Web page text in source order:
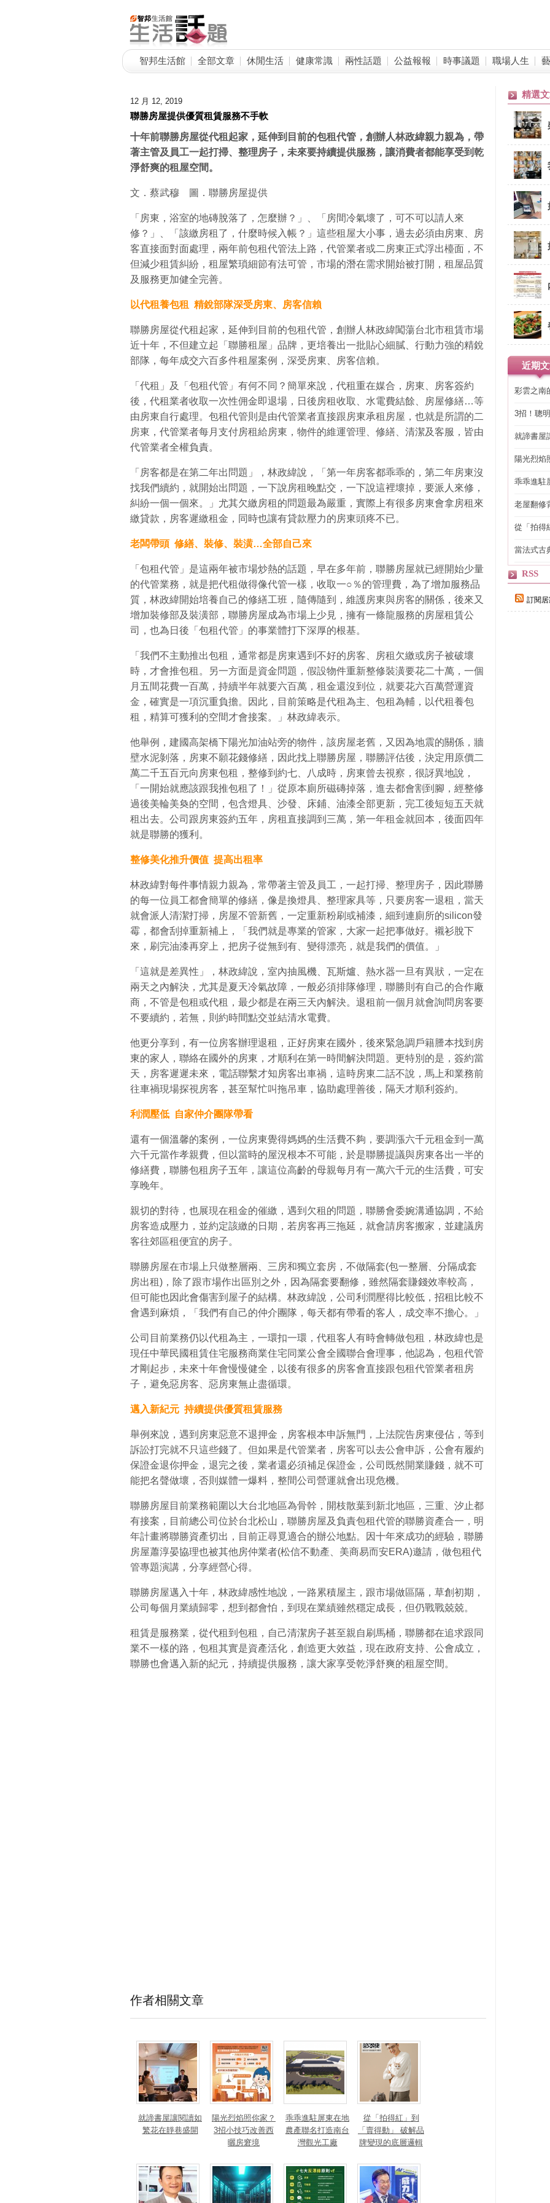
智邦生活館 全部文章 休閒生活 健康常識 兩性話題 公益報報 時事議題 職場人生
12 月 12, 2019
聯勝房屋提供優質租賃服務不手軟
十年前聯勝房屋從代租起家，延伸到目前的包租代管，創辦人林政緯親力親為，帶
著主管及員工一起打掃、整理房子，未來要持續提供服務，讓消費者都能享受到乾
淨舒爽的租屋空間。
文．蔡武穆 圖．聯勝房屋提供
「房東，浴室的地磚脫落了，怎麼辦？」、「房間冷氣壞了，可不可以請人來
修？」、「該繳房租了，什麼時候入帳？」這些租屋大小事，過去必須由房東、房
客直接面對面處理，兩年前包租代管法上路，代管業者或二房東正式浮出檯面，不
但減少租賃糾紛，租屋繁瑣細節有法可管，市場的潛在需求開始被打開，租屋品質
及服務更加健全完善。
以代租養包租 精銳部隊深受房東、房客信賴
聯勝房屋從代租起家，延伸到目前的包租代管，創辦人林政緯闖蕩台北市租賃市場
近十年，不但建立起「聯勝租屋」品牌，更培養出一批貼心細膩、行動力強的精銳
部隊，每年成交六百多件租屋案例，深受房東、房客信賴。
「代租」及「包租代管」有何不同？簡單來說，代租重在媒合，房東、房客簽約
後，代租業者收取一次性佣金即退場，日後房租收取、水電費結餘、房屋修繕…等
由房東自行處理。包租代管則是由代管業者直接跟房東承租房屋，也就是所謂的二
房東，代管業者每月支付房租給房東，物件的維運管理、修繕、清潔及客服，皆由
代管業者全權負責。
「房客都是在第二年出問題」，林政緯說，「第一年房客都乖乖的，第二年房東沒
找我們續約，就開始出問題，一下說房租晚點交，一下說這裡壞掉，要派人來修，
糾紛一個一個來。」尤其欠繳房租的問題最為嚴重，實際上有很多房東會拿房租來
繳貸款，房客遲繳租金，同時也讓有貸款壓力的房東頭疼不已。
老闆帶頭 修繕、裝修、裝潢…全部自己來
「包租代管」是這兩年被市場炒熱的話題，早在多年前，聯勝房屋就已經開始少量
的代管業務，就是把代租做得像代管一樣，收取一○％的管理費，為了增加服務品
質，林政緯開始培養自己的修繕工班，隨傳隨到，維護房東與房客的關係，後來又
增加裝修部及裝潢部，聯勝房屋成為市場上少見，擁有一條龍服務的房屋租賃公
司，也為日後「包租代管」的事業體打下深厚的根基。
「我們不主動推出包租，通常都是房東遇到不好的房客、房租欠繳或房子被破壞
時，才會推包租。另一方面是資金問題，假設物件重新整修裝潢要花二十萬，一個
月五間花費一百萬，持續半年就要六百萬，租金還沒到位，就要花六百萬營運資
金，確實是一項沉重負擔。因此，目前策略是代租為主、包租為輔，以代租養包
租，精算可獲利的空間才會接案。」林政緯表示。
他舉例，建國高架橋下陽光加油站旁的物件，該房屋老舊，又因為地震的關係，牆
壁水泥剝落，房東不願花錢修繕，因此找上聯勝房屋，聯勝評估後，決定用原價二
萬二千五百元向房東包租，整修到約七、八成時，房東曾去視察，很訝異地說，
「一開始就應該跟我推包租了！」從原本廁所磁磚掉落，進去都會割到腳，經整修
過後美輪美奐的空間，包含燈具、沙發、床鋪、油漆全部更新，完工後短短五天就
租出去。公司跟房東簽約五年，房租直接調到三萬，第一年租金就回本，後面四年
就是聯勝的獲利。
整修美化推升價值 提高出租率
林政緯對每件事情親力親為，常帶著主管及員工，一起打掃、整理房子，因此聯勝
的每一位員工都會簡單的修繕，像是換燈具、整理家具等，只要房客一退租，當天
就會派人清潔打掃，房屋不管新舊，一定重新粉刷或補漆，細到連廁所的silicon發
霉，都會刮掉重新補上，「我們就是專業的管家，大家一起把事做好。襯衫脫下
來，刷完油漆再穿上，把房子從無到有、變得漂亮，就是我們的價值。」
「這就是差異性」，林政緯說，室內抽風機、瓦斯爐、熱水器一旦有異狀，一定在
兩天之內解決，尤其是夏天冷氣故障，一般必須排隊修理，聯勝則有自己的合作廠
商，不管是包租或代租，最少都是在兩三天內解決。退租前一個月就會詢問房客要
不要續約，若無，則約時間點交並結清水電費。
他更分享到，有一位房客辦理退租，正好房東在國外，後來緊急調戶籍謄本找到房
東的家人，聯絡在國外的房東，才順利在第一時間解決問題。更特別的是，簽約當
天，房客遲遲未來，電話聯繫才知房客出車禍，這時房東二話不說，馬上和業務前
往車禍現場探視房客，甚至幫忙叫拖吊車，協助處理善後，隔天才順利簽約。
利潤壓低 自家仲介團隊帶看
還有一個溫馨的案例，一位房東覺得媽媽的生活費不夠，要調漲六千元租金到一萬
六千元當作孝親費，但以當時的屋況根本不可能，於是聯勝提議與房東各出一半的
修繕費，聯勝包租房子五年，讓這位高齡的母親每月有一萬六千元的生活費，可安
享晚年。
親切的對待，也展現在租金的催繳，遇到欠租的問題，聯勝會委婉溝通協調，不給
房客造成壓力，並約定該繳的日期，若房客再三拖延，就會請房客搬家，並建議房
客往郊區租便宜的房子。
聯勝房屋在市場上只做整層兩、三房和獨立套房，不做隔套(包一整層、分隔成套
房出租)，除了跟市場作出區別之外，因為隔套要翻修，雖然隔套賺錢效率較高，
但可能也因此會傷害到屋子的結構。林政緯說，公司利潤壓得比較低，招租比較不
會遇到麻煩，「我們有自己的仲介團隊，每天都有帶看的客人，成交率不擔心。」
公司目前業務仍以代租為主，一環扣一環，代租客人有時會轉做包租，林政緯也是
現任中華民國租賃住宅服務商業住宅同業公會全國聯合會理事，他認為，包租代管
才剛起步，未來十年會慢慢健全，以後有很多的房客會直接跟包租代管業者租房
子，避免惡房客、惡房東無止盡循環。
邁入新紀元 持續提供優質租賃服務
舉例來說，遇到房東惡意不退押金，房客根本申訴無門，上法院告房東侵佔，等到
訴訟打完就不只這些錢了。但如果是代管業者，房客可以去公會申訴，公會有履約
保證金退你押金，退完之後，業者還必須補足保證金，公司既然開業賺錢，就不可
能把名聲做壞，否則媒體一爆料，整間公司營運就會出現危機。
聯勝房屋目前業務範圍以大台北地區為骨幹，開枝散葉到新北地區，三重、汐止都
有接案，目前總公司位於台北松山，聯勝房屋及負責包租代管的聯勝資產合一，明
年計畫將聯勝資產切出，目前正尋覓適合的辦公地點。因十年來成功的經驗，聯勝
房屋蕭淳晏協理也被其他房仲業者(松信不動產、美商易而安ERA)邀請，做包租代
管專題演講，分享經營心得。
聯勝房屋邁入十年，林政緯感性地說，一路累積屋主，跟市場做區隔，草創初期，
公司每個月業績歸零，想到都會怕，到現在業績雖然穩定成長，但仍戰戰兢兢。
租賃是服務業，從代租到包租，自己清潔房子甚至親自刷馬桶，聯勝都在追求跟同
業不一樣的路，包租其實是資產活化，創造更大效益，現在政府支持、公會成立，
聯勝也會邁入新的紀元，持續提供服務，讓大家享受乾淨舒爽的租屋空間。
作者相關文章
就諦書屋讓閱讀如
繁花在靜巷盛開
陽光烈焰照你家？
3招小技巧改善西
曬房窘境
乖乖進駐屏東在地
農產聯名打造南台
灣觀光工廠
從「拍得紅」到
「賣得動」 破解品
牌變現的底層邏輯
精選
近期
彩雲之南
3招！聰
就諦書屋
陽光烈焰
乖乖進駐
老屋翻修
從「拍得
當法式古
RSS
訂閱